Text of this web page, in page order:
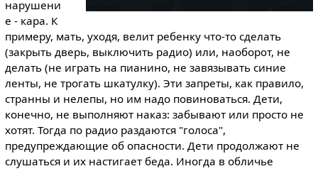
нарушени
е - кара. К
примеру, мать, уходя, велит ребенку что-то сделать
(закрыть дверь, выключить радио) или, наоборот, не
делать (не играть на пианино, не завязывать синие
ленты, не трогать шкатулку). Эти запреты, как правило,
странны и нелепы, но им надо повиноваться. Дети,
конечно, не выполняют наказ: забывают или просто не
хотят. Тогда по радио раздаются "голоса",
предупреждающие об опасности. Дети продолжают не
слушаться и их настигает беда. Иногда в обличье